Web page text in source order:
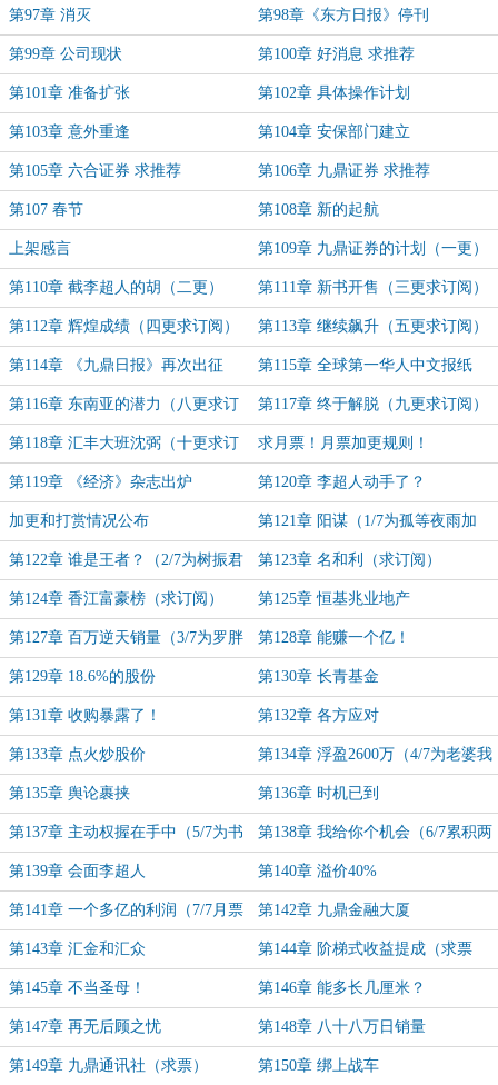
第97章 消灭 第98章《东方日报》停刊
第99章 公司现状 第100章 好消息 求推荐
第101章 准备扩张 第102章 具体操作计划
第103章 意外重逢 第104章 安保部门建立
第105章 六合证券 求推荐 第106章 九鼎证券 求推荐
第107 春节 第108章 新的起航
上架感言 第109章 九鼎证券的计划（一更）
第110章 截李超人的胡（二更） 第111章 新书开售（三更求订阅）
第112章 辉煌成绩（四更求订阅） 第113章 继续飙升（五更求订阅）
第114章 《九鼎日报》再次出征
（六更）
第115章 全球第一华人中文报纸
（七更）
第116章 东南亚的潜力（八更求订
阅）
第117章 终于解脱（九更求订阅）
第118章 汇丰大班沈弼（十更求订
阅）
求月票！月票加更规则！
第119章 《经济》杂志出炉 第120章 李超人动手了？
加更和打赏情况公布 第121章 阳谋（1/7为孤等夜雨加
更）
第122章 谁是王者？（2/7为树振君
加更）
第123章 名和利（求订阅）
第124章 香江富豪榜（求订阅） 第125章 恒基兆业地产
第127章 百万逆天销量（3/7为罗胖
子加更）
第128章 能赚一个亿！
第129章 18.6%的股份 第130章 长青基金
第131章 收购暴露了！ 第132章 各方应对
第133章 点火炒股价 第134章 浮盈2600万（4/7为老婆我
不充钱加更）
第135章 舆论裹挟 第136章 时机已到
第137章 主动权握在手中（5/7为书
友160…101加更）
第138章 我给你个机会（6/7累积两
万赏加更）
第139章 会面李超人 第140章 溢价40%
第141章 一个多亿的利润（7/7月票
加更完毕）
第142章 九鼎金融大厦
第143章 汇金和汇众 第144章 阶梯式收益提成（求票
票）
第145章 不当圣母！ 第146章 能多长几厘米？
第147章 再无后顾之忧 第148章 八十八万日销量
第149章 九鼎通讯社（求票） 第150章 绑上战车